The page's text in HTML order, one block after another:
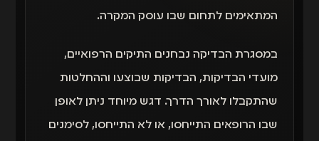
המתאימים לתחום שבו עוסק המקרה.
במסגרת הבדיקה נבחנים התיקים הרפואיים,
מועדי הבדיקות, הבדיקות שבוצעו וההחלטות
שהתקבלו לאורך הדרך. דגש מיוחד ניתן לאופן
שבו הרופאים התייחסו, או לא התייחסו, לסימנים